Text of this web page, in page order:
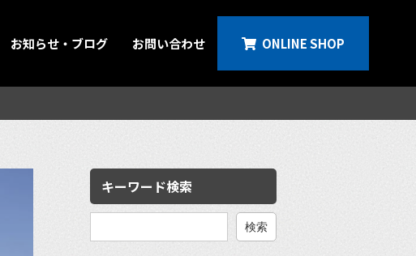
お知らせ・ブログ お問い合わせ ONLINE SHOP
キーワード検索
検